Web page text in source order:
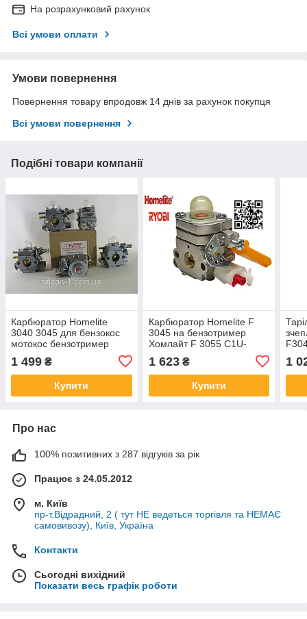
На розрахунковий рахунок
Всі умови оплати
Умови повернення
Повернення товару впродовж 14 днів за рахунок покупця
Всі умови повернення
Подібні товари компанії
Карбюратор Homelite
3040 3045 для бензокос
мотокос бензотример
H142A-30KH 308054004
308054008
1 499 ₴
Купити
Карбюратор Homelite F
3045 на бензотример
Хомлайт F 3055 C1U-
H46A C300 F 2040 BC800
BC900 S1400 Ryiobi 3046
70107A 984549001
1 623₴
Купити
1
Про нас
100% позитивних з 287 відгуків за рік
Працює з 24.05.2012
м. Київ
пр-т.Відрадний, 2 ( тут НЕ ведеться торгівля та НЕМАЄ
самовивозу), Київ, Україна
Контакти
Сьогодні вихідний
Показати весь графік роботи